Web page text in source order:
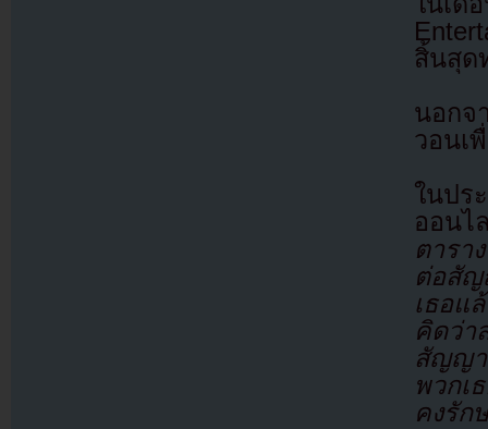
สิ้นสุด
นอกจ
วอนเ
ในปร
ออน
ตารา
ต่อสัญ
เธอแ
คิดว่า
สัญญา
พวกเ
คงรัก